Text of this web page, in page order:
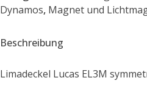
Dynamos, Magnet und
Beschreibung
Limadeckel Lucas EL3M